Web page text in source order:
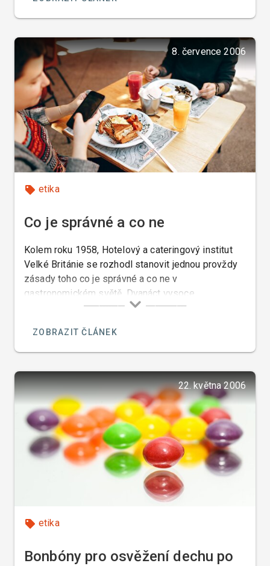
8. července 2006
etika
Co je správné a co ne
Kolem roku 1958, Hotelový a cateringový institut
Velké Británie se rozhodl stanovit jednou provždy
zásady toho co je správné a co ne v
gastronomickém světě. Dvanáct vysoce
kvalifikovaných kuchařů bylo jmenováno do komise
ZOBRAZIT ČLÁNEK
22. května 2006
etika
Bonbóny pro osvěžení dechu po